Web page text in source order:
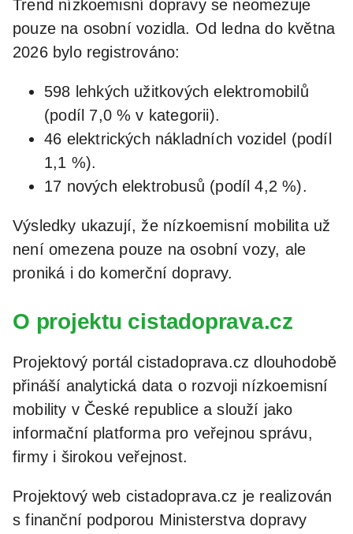
Trend nízkoemisní dopravy se neomezuje
pouze na osobní vozidla. Od ledna do května
2026 bylo registrováno:
598 lehkých užitkových elektromobilů
(podíl 7,0 % v kategorii).
46 elektrických nákladních vozidel (podíl
1,1 %).
17 nových elektrobusů (podíl 4,2 %).
Výsledky ukazují, že nízkoemisní mobilita už
není omezena pouze na osobní vozy, ale
proniká i do komerční dopravy.
O projektu cistadoprava.cz
Projektový portál cistadoprava.cz dlouhodobě
přináší analytická data o rozvoji nízkoemisní
mobility v České republice a slouží jako
informační platforma pro veřejnou správu,
firmy i širokou veřejnost.
Projektový web cistadoprava.cz je realizován
s finanční podporou Ministerstva dopravy